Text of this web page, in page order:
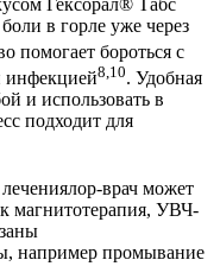
в горле уже через
помогает бороться с
инфекцией8,10. Удобная
и использовать в
подходит для
врач может
магнитотерапия, УВЧ-
например промывание